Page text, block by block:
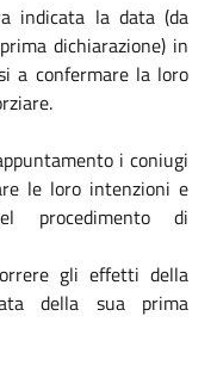
indicata la data (da
dichiarazione) in
a confermare la loro
i coniugi
le loro intenzioni e
procedimento di
gli effetti della
della sua prima